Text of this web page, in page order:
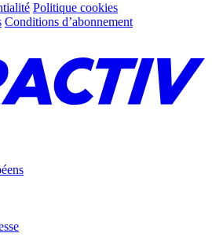
Politique cookies
Conditions d’abonnement